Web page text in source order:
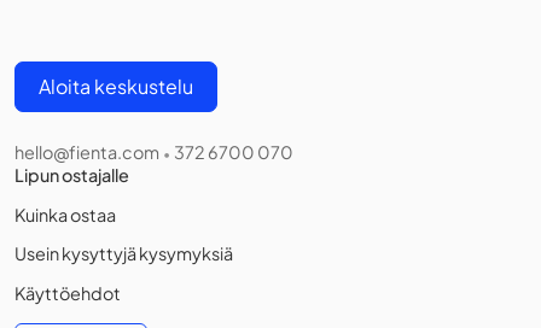
Aloita keskustelu
hello@fienta.com • 372 6700 070
Lipun ostajalle
Kuinka ostaa
Usein kysyttyjä kysymyksiä
Käyttöehdot